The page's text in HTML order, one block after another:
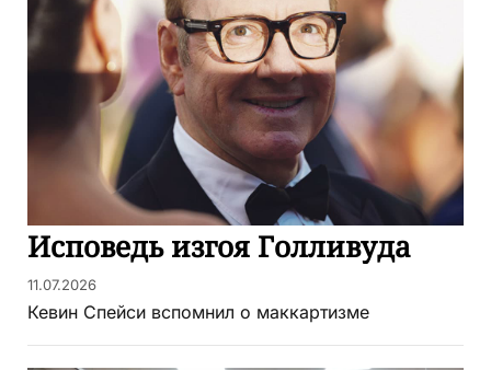
Исповедь изгоя Голливуда
11.07.2026
Кевин Спейси вспомнил о маккартизме